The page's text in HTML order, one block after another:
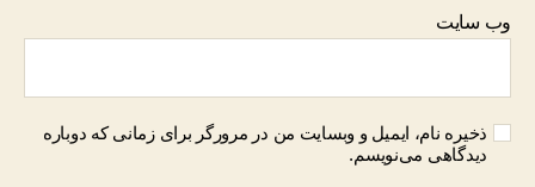
وب‌ سایت
ذخیره نام، ایمیل و وبسایت من در مرورگر برای زمانی که دوباره
دیدگاهی می‌نویسم.